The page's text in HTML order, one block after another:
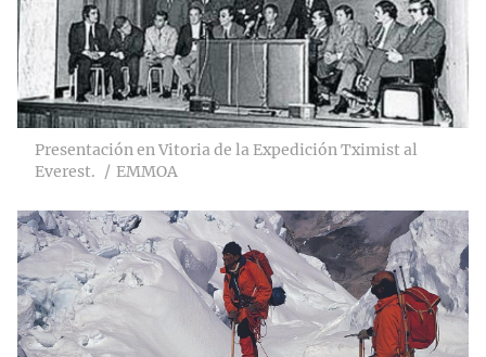
Presentación en Vitoria de la Expedición Tximist al
Everest.
EMMOA